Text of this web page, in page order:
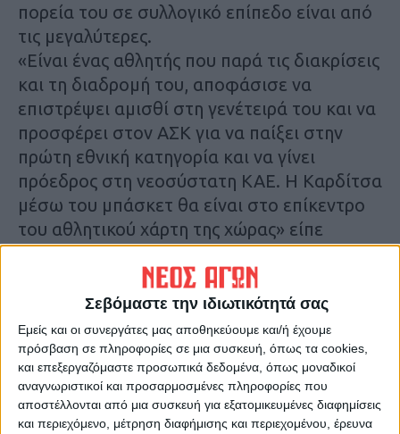
Σεβόμαστε την ιδιωτικότητά σας
Εμείς και οι συνεργάτες μας αποθηκεύουμε και/ή έχουμε
πρόσβαση σε πληροφορίες σε μια συσκευή, όπως τα cookies,
και επεξεργαζόμαστε προσωπικά δεδομένα, όπως μοναδικοί
αναγνωριστικοί και προσαρμοσμένες πληροφορίες που
αποστέλλονται από μια συσκευή για εξατομικευμένες διαφημίσεις
και περιεχόμενο, μέτρηση διαφήμισης και περιεχομένου, έρευνα
πορεία του σε συλλογικό επίπεδο είναι από
τις μεγαλύτερες.
«Είναι ένας αθλητής που παρά τις διακρίσεις
και τη διαδρομή του, αποφάσισε να
επιστρέψει αμισθί στη γενέτειρά του και να
προσφέρει στον ΑΣΚ για να παίξει στην
πρώτη εθνική κατηγορία και να γίνει
πρόεδρος στη νεοσύστατη ΚΑΕ. Η Καρδίτσα
μέσω του μπάσκετ θα είναι στο επίκεντρο
του αθλητικού χάρτη της χώρας» είπε
μεταξύ άλλων.
Τοποθετούμενος ο επικεφαλής της μείζονος
μειοψηφίας κ. Γιάννης Σβάρνας συμφώνησε
για την ονομασία ενώ εξήρε τη
σταδιοδρομία και τη συμβολή του
Καρδιτσιώτη πρώην μπασκετμπολίστα. Ο
επικεφαλής της «Λαϊκής Συσπείρωσης» κ.
Βασίλης Κρανιάς εξέφρασε επιφυλάξεις για